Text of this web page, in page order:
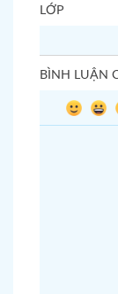
LỚP
BÌNH LUẬN